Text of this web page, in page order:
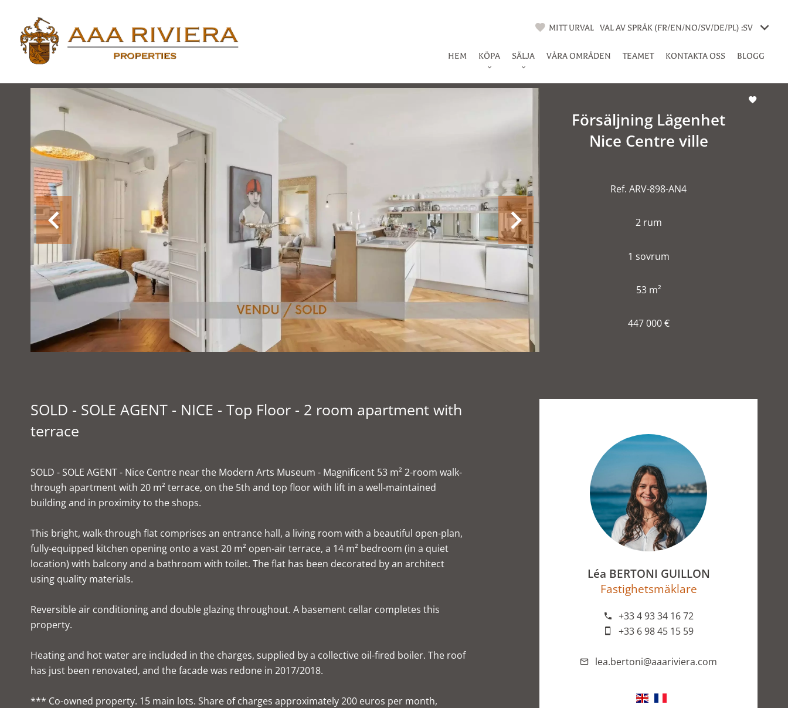
MITT URVAL VAL AV SPRÅK (FR/EN/NO/SV/DE/PL) :SV
HEM KÖPA SÄLJA VÅRA OMRÅDEN TEAMET KONTAKTA OSS BLOGG
Försäljning Lägenhet
Nice Centre ville
Ref. ARV-898-AN4
2 rum
1 sovrum
53 m²
447 000 €
SOLD - SOLE AGENT - NICE - Top Floor - 2 room apartment with
terrace
SOLD - SOLE AGENT - Nice Centre near the Modern Arts Museum - Magnificent 53 m² 2-room walk-
through apartment with 20 m² terrace, on the 5th and top floor with lift in a well-maintained
building and in proximity to the shops.
This bright, walk-through flat comprises an entrance hall, a living room with a beautiful open-plan,
fully-equipped kitchen opening onto a vast 20 m² open-air terrace, a 14 m² bedroom (in a quiet
location) with balcony and a bathroom with toilet. The flat has been decorated by an architect
using quality materials.
Reversible air conditioning and double glazing throughout. A basement cellar completes this
property.
Heating and hot water are included in the charges, supplied by a collective oil-fired boiler. The roof
has just been renovated, and the facade was redone in 2017/2018.
*** Co-owned property. 15 main lots. Share of charges approximately 200 euros per month,
Léa BERTONI GUILLON
Fastighetsmäklare
+33 4 93 34 16 72
+33 6 98 45 15 59
lea.bertoni@aaariviera.com